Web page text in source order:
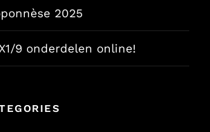
2025
9 onderdelen online!